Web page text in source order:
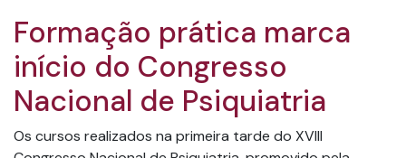
Formação prática marca
início do Congresso
Nacional de Psiquiatria
Os cursos realizados na primeira tarde do XVIII